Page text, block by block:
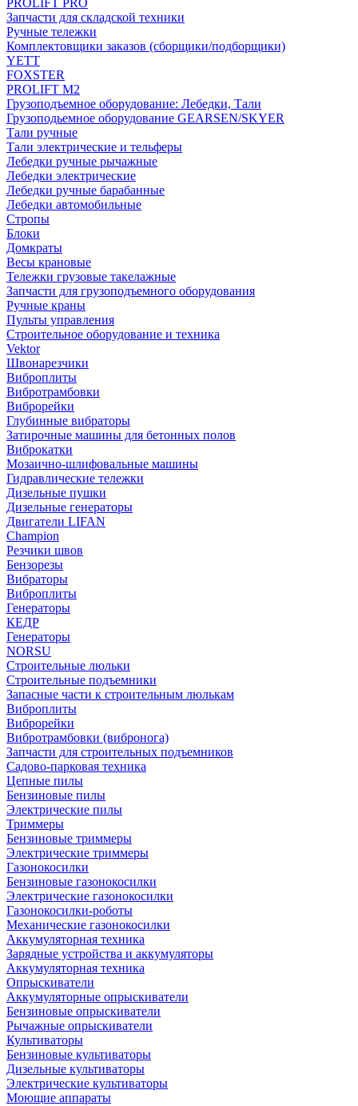
PROLIFT PRO
Запчасти для складской техники
Ручные тележки
Комплектовщики заказов (сборщики/подборщики)
YETT
FOXSTER
PROLIFT M2
Грузоподъемное оборудование: Лебедки, Тали
Грузоподьемное оборудование GEARSEN/SKYER
Тали ручные
Тали электрические и тельферы
Лебедки ручные рычажные
Лебедки электрические
Лебедки ручные барабанные
Лебедки автомобильные
Стропы
Блоки
Домкраты
Весы крановые
Тележки грузовые такелажные
Запчасти для грузоподъемного оборудования
Ручные краны
Пульты управления
Строительное оборудование и техника
Vektor
Швонарезчики
Виброплиты
Вибротрамбовки
Виброрейки
Глубинные вибраторы
Затирочные машины для бетонных полов
Виброкатки
Мозаично-шлифовальные машины
Гидравлические тележки
Дизельные пушки
Дизельные генераторы
Двигатели LIFAN
Champion
Резчики швов
Бензорезы
Вибраторы
Виброплиты
Генераторы
КЕДР
Генераторы
NORSU
Строительные люльки
Строительные подъемники
Запасные части к строительным люлькам
Виброплиты
Виброрейки
Вибротрамбовки (вибронога)
Запчасти для строительных подъемников
Садово-парковая техника
Цепные пилы
Бензиновые пилы
Электрические пилы
Триммеры
Бензиновые триммеры
Электрические триммеры
Газонокосилки
Бензиновые газонокосилки
Электрические газонокосилки
Газонокосилки-роботы
Механические газонокосилки
Аккумуляторная техника
Зарядные устройства и аккумуляторы
Аккумуляторная техника
Опрыскиватели
Аккумуляторные опрыскиватели
Бензиновые опрыскиватели
Рычажные опрыскиватели
Культиваторы
Бензиновые культиваторы
Дизельные культиваторы
Электрические культиваторы
Моющие аппараты